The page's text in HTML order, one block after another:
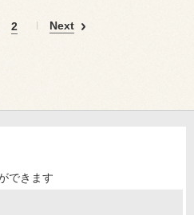
2 Next
できます